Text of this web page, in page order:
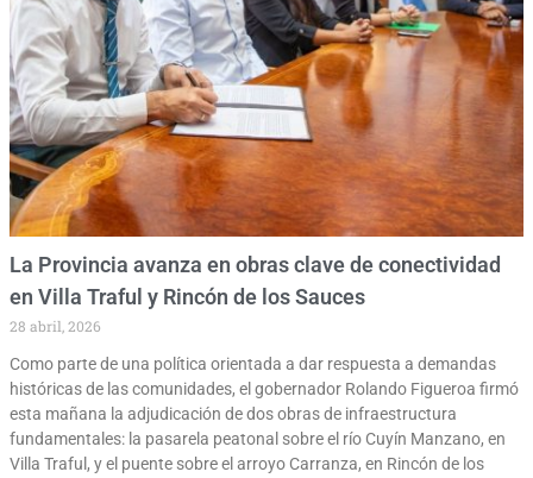
La Provincia avanza en obras clave de conectividad
en Villa Traful y Rincón de los Sauces
28 abril, 2026
Como parte de una política orientada a dar respuesta a demandas
históricas de las comunidades, el gobernador Rolando Figueroa firmó
esta mañana la adjudicación de dos obras de infraestructura
fundamentales: la pasarela peatonal sobre el río Cuyín Manzano, en
Villa Traful, y el puente sobre el arroyo Carranza, en Rincón de los